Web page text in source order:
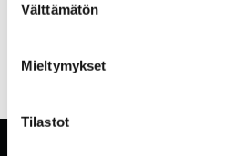
valinta
Välttämätön
Mieltymykset
Tilastot